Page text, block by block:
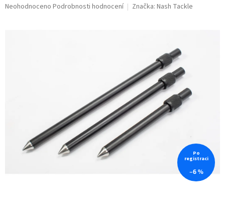
Průměrné
Neohodnoceno Podrobnosti hodnocení Značka: Nash Tackle
Po
registraci
–6 %